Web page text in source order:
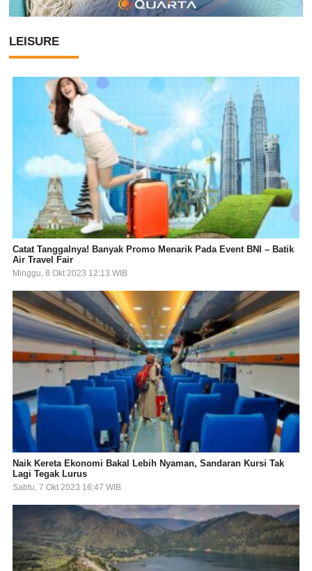
LEISURE
Catat Tanggalnya! Banyak Promo Menarik Pada Event BNI – Batik
Air Travel Fair
Minggu, 8 Okt 2023 12:13 WIB
Naik Kereta Ekonomi Bakal Lebih Nyaman, Sandaran Kursi Tak
Lagi Tegak Lurus
Sabtu, 7 Okt 2023 16:47 WIB